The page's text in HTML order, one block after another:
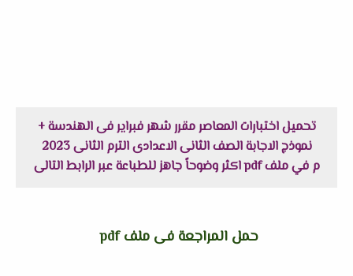
تحميل اختبارات المعاصر مقرر شهر فبراير فى الهندسة +
نموذج الاجابة الصف الثانى الاعدادى الترم الثانى 2023
م في ملف pdf اكثر وضوحاً جاهز للطباعة عبر الرابط التالى
حمل المراجعة فى ملف pdf